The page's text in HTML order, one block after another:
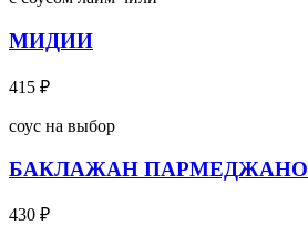
МИДИИ
415 ₽
соус на выбор
БАКЛАЖАН ПАРМЕДЖАНО
430 ₽